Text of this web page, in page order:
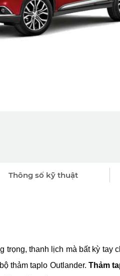
Thông số kỹ thuật
trọng, thanh lịch mà bất kỳ
thảm taplo Outlander. Thảm